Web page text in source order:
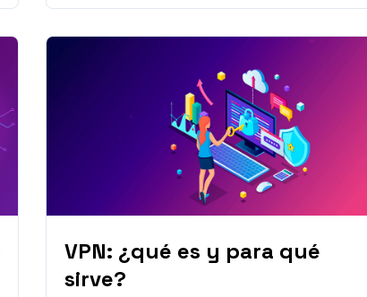
VPN: ¿qué es y para qué
sirve?